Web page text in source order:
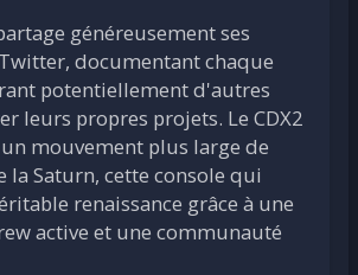
généreusement ses
documentant chaque
potentiellement d'autres
leurs propres projets. Le CDX2
mouvement plus large de
la Saturn, cette console qui
renaissance grâce à une
active et une communauté